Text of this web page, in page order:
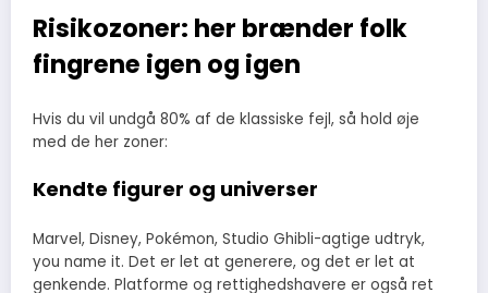
Risikozoner: her brænder folk
fingrene igen og igen
Hvis du vil undgå 80% af de klassiske fejl, så hold øje
med de her zoner:
Kendte figurer og universer
Marvel, Disney, Pokémon, Studio Ghibli-agtige udtryk,
you name it. Det er let at generere, og det er let at
genkende. Platforme og rettighedshavere er også ret